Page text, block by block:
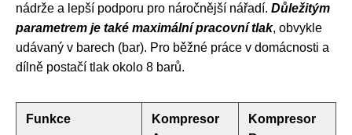
nádrže a lepší podporu pro náročnější nářadí. Důležitým
parametrem je také maximální pracovní tlak, obvykle
udávaný v barech (bar). Pro běžné práce v domácnosti a
dílně postačí tlak okolo 8 barů.
Funkce
Kompresor
Kompresor